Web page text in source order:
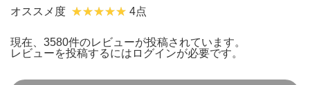
オススメ度 4点
現在、3580件のレビューが投稿されています。
レビューを投稿するには ログインが必要です。